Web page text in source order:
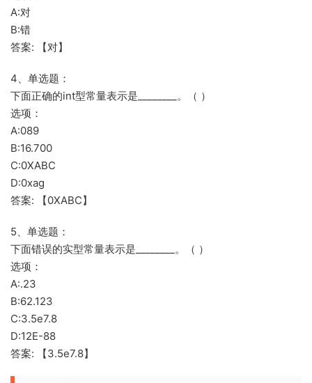
A:对
B:错
答案: 【对】
4、单选题：
下面正确的int型常量表示是________。（ ）
选项：
A:089
B:16.700
C:0XABC
D:0xag
答案: 【0XABC】
5、单选题：
下面错误的实型常量表示是________。（ ）
选项：
A:.23
B:62.123
C:3.5e7.8
D:12E-88
答案: 【3.5e7.8】